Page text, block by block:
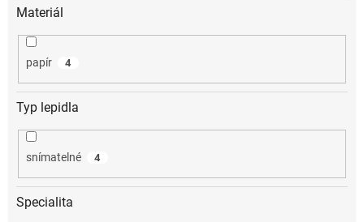
Materiál
papír 4
Typ lepidla
snímatelné 4
Specialita